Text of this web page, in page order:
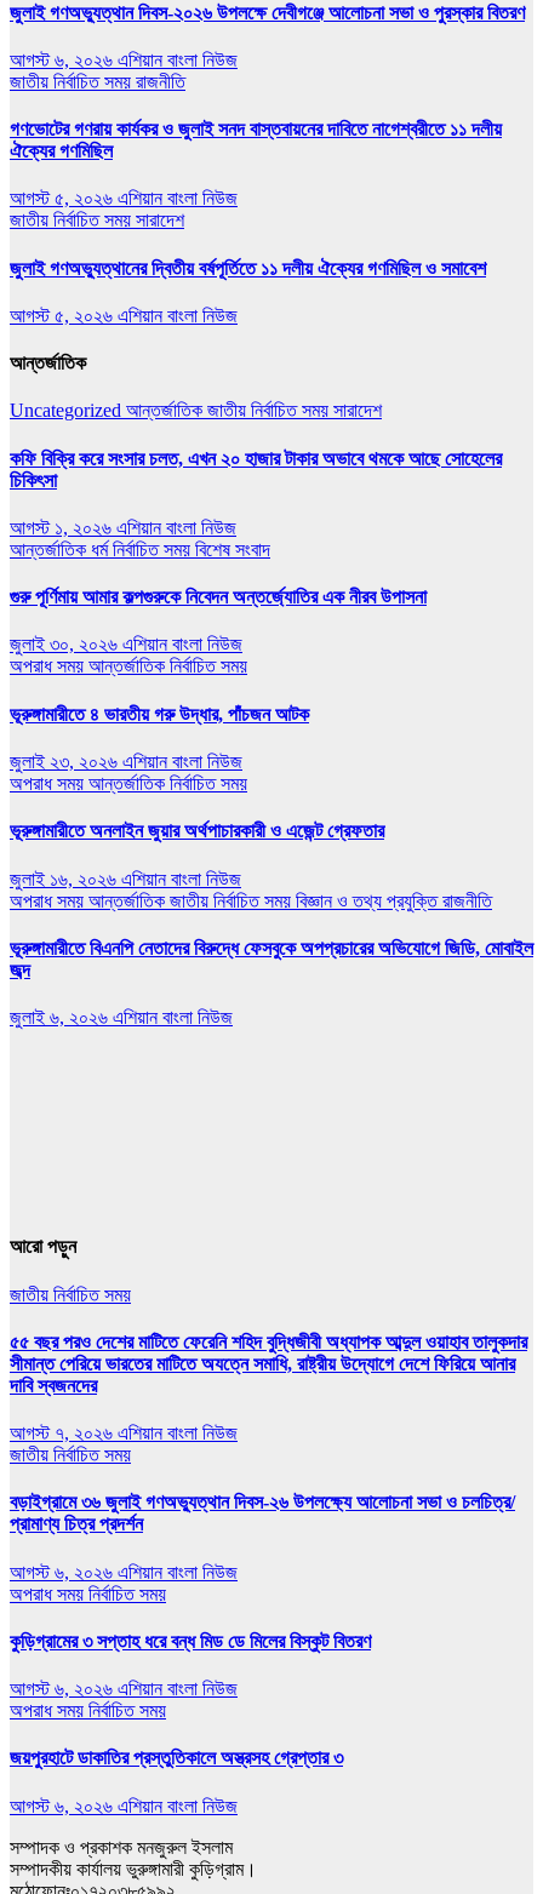
জুলাই গণঅভ্যুত্থান দিবস-২০২৬ উপলক্ষে দেবীগঞ্জে আলোচনা সভা ও পুরস্কার বিতরণ
আগস্ট ৬, ২০২৬ এশিয়ান বাংলা নিউজ
জাতীয় নির্বাচিত সময় রাজনীতি
গণভোটের গণরায় কার্যকর ও জুলাই সনদ বাস্তবায়নের দাবিতে নাগেশ্বরীতে ১১ দলীয়
ঐক্যের গণমিছিল
আগস্ট ৫, ২০২৬ এশিয়ান বাংলা নিউজ
জাতীয় নির্বাচিত সময় সারাদেশ
জুলাই গণঅভ্যুত্থানের দ্বিতীয় বর্ষপূর্তিতে ১১ দলীয় ঐক্যের গণমিছিল ও সমাবেশ
আগস্ট ৫, ২০২৬ এশিয়ান বাংলা নিউজ
আন্তর্জাতিক
Uncategorized আন্তর্জাতিক জাতীয় নির্বাচিত সময় সারাদেশ
কফি বিক্রি করে সংসার চলত, এখন ২০ হাজার টাকার অভাবে থমকে আছে সোহেলের
চিকিৎসা
আগস্ট ১, ২০২৬ এশিয়ান বাংলা নিউজ
আন্তর্জাতিক ধর্মনির্বাচিত সময় বিশেষ সংবাদ
গুরু পূর্ণিমায় আমার কল্পগুরুকে নিবেদন অন্তর্জ্যোতির এক নীরব উপাসনা
জুলাই ৩০, ২০২৬ এশিয়ান বাংলা নিউজ
অপরাধ সময় আন্তর্জাতিক নির্বাচিত সময়
ভূরুঙ্গামারীতে ৪ ভারতীয় গরু উদ্ধার, পাঁচজন আটক
জুলাই ২৩, ২০২৬ এশিয়ান বাংলা নিউজ
অপরাধ সময় আন্তর্জাতিক নির্বাচিত সময়
ভূরুঙ্গামারীতে অনলাইন জুয়ার অর্থপাচারকারী ও এজেন্ট গ্রেফতার
জুলাই ১৬, ২০২৬ এশিয়ান বাংলা নিউজ
অপরাধ সময় আন্তর্জাতিক জাতীয় নির্বাচিত সময় বিজ্ঞান ও তথ্য প্রযুক্তিরাজনীতি
ভূরুঙ্গামারীতে বিএনপি নেতাদের বিরুদ্ধে ফেসবুকে অপপ্রচারের অভিযোগে জিডি, মোবাইল
জব্দ
জুলাই ৬, ২০২৬ এশিয়ান বাংলা নিউজ
আরো পড়ুন
জাতীয় নির্বাচিত সময়
৫৫ বছর পরও দেশের মাটিতে ফেরেনি শহিদ বুদ্ধিজীবী অধ্যাপক আব্দুল ওয়াহাব তালুকদার
সীমান্ত পেরিয়ে ভারতের মাটিতে অযত্নে সমাধি, রাষ্ট্রীয় উদ্যোগে দেশে ফিরিয়ে আনার
দাবি স্বজনদের
আগস্ট ৭, ২০২৬ এশিয়ান বাংলা নিউজ
জাতীয় নির্বাচিত সময়
বড়াইগ্রামে ৩৬ জুলাই গণঅভ্যুত্থান দিবস-২৬ উপলক্ষ্যে আলোচনা সভা ও চলচিত্র/
প্রামাণ্য চিত্র প্রদর্শন
আগস্ট ৬, ২০২৬ এশিয়ান বাংলা নিউজ
অপরাধ সময় নির্বাচিত সময়
কুড়িগ্রামের ৩ সপ্তাহ ধরে বন্ধ মিড ডে মিলের বিস্কুট বিতরণ
আগস্ট ৬, ২০২৬ এশিয়ান বাংলা নিউজ
অপরাধ সময় নির্বাচিত সময়
জয়পুরহাটে ডাকাতির প্রস্তুতিকালে অস্ত্রসহ গ্রেপ্তার ৩
আগস্ট ৬, ২০২৬ এশিয়ান বাংলা নিউজ
সম্পাদক ও প্রকাশক মনজুরুল ইসলাম
সম্পাদকীয় কার্যালয় ভুরুঙ্গামারী কুড়িগ্রাম।